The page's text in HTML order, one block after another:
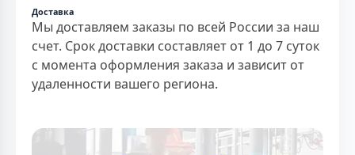
Доставка
Мы доставляем заказы по всей России за наш
счет. Срок доставки составляет от 1 до 7 суток
с момента оформления заказа и зависит от
удаленности вашего региона.